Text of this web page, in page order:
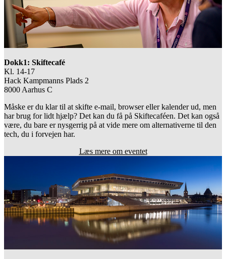
Dokk1: Skiftecafé
Kl. 14-17
Hack Kampmanns Plads 2
8000 Aarhus C
Måske er du klar til at skifte e-mail, browser eller kalender ud, men
har brug for lidt hjælp? Det kan du få på Skiftecaféen. Det kan også
være, du bare er nysgerrig på at vide mere om alternativerne til den
tech, du i forvejen har.
Læs mere om eventet